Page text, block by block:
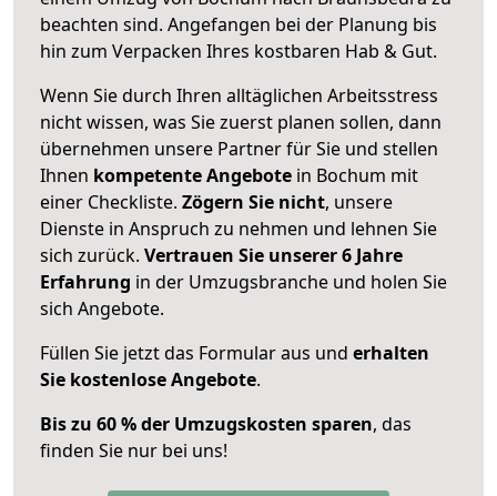
beachten sind. Angefangen bei der Planung bis
hin zum Verpacken Ihres kostbaren Hab & Gut.
Wenn Sie durch Ihren alltäglichen Arbeitsstress
nicht wissen, was Sie zuerst planen sollen, dann
übernehmen unsere Partner für Sie und stellen
Ihnen kompetente Angebote in Bochum mit
einer Checkliste. Zögern Sie nicht, unsere
Dienste in Anspruch zu nehmen und lehnen Sie
sich zurück. Vertrauen Sie unserer 6 Jahre
Erfahrung in der Umzugsbranche und holen Sie
sich Angebote.
Füllen Sie jetzt das Formular aus und erhalten
Sie kostenlose Angebote.
Bis zu 60 % der Umzugskosten sparen, das
finden Sie nur bei uns!